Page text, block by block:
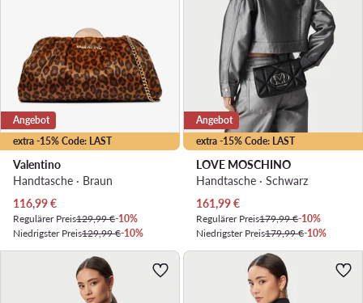
extra -15% Code: LAST
Angebot
Valentino
Handtasche · Braun
Aktueller Preis
116,99€
Regulärer Preis129,99 €-10%
Niedrigster Preis129,99 €-10%
extra -15% Code: LAST
Angebot
LOVE MOSCHINO
Handtasche · Schwarz
Aktueller Preis
161,99€
Regulärer Preis179,99 €-10%
Niedrigster Preis179,99 €-10%